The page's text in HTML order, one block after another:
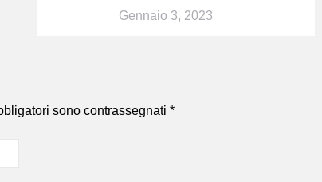
Gennaio 3, 2023
sono contrassegnati *